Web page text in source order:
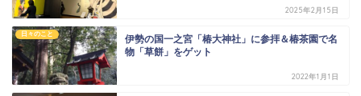
2025年2月15日
日々のこと
伊勢の国一之宮「椿大神社」に参拝＆椿茶園で名
物「草餅」をゲット
2022年1月1日